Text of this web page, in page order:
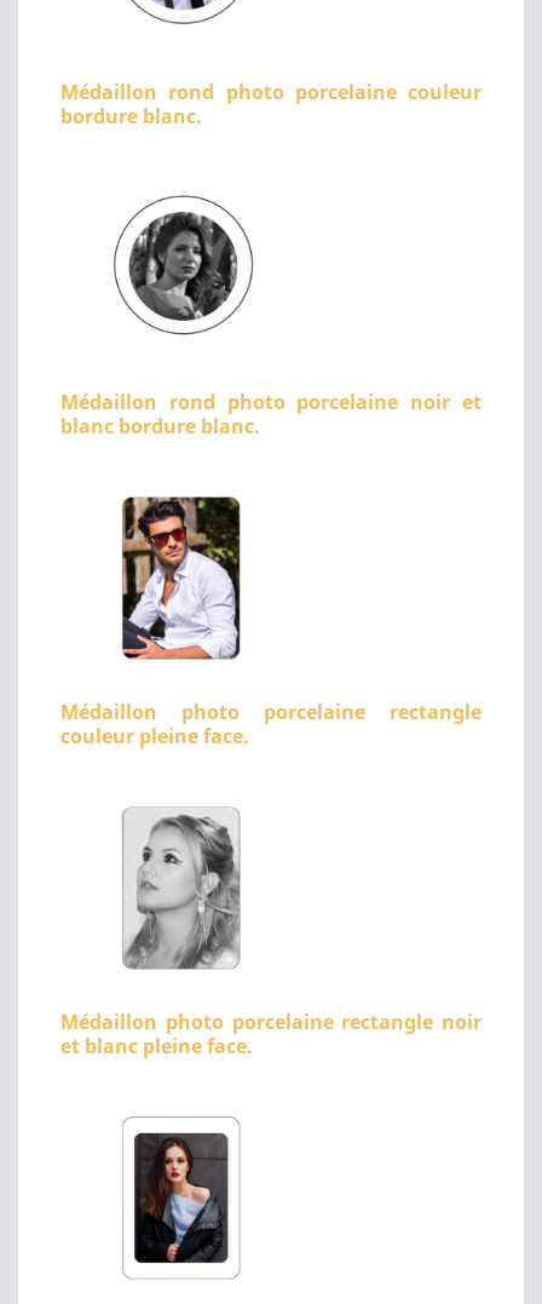
Médaillon rond photo porcelaine couleur
bordure blanc.
Médaillon rond photo porcelaine noir et
blanc bordure blanc.
Médaillon photo porcelaine rectangle
couleur pleine face.
Médaillon photo porcelaine rectangle noir
et blanc pleine face.